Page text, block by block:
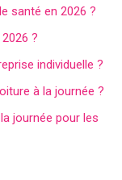
santé en 2026 ?
?
individuelle ?
à la journée ?
journée pour les